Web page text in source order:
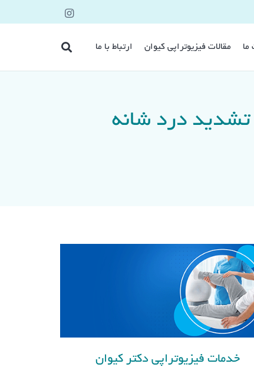
ما مقالات فیزیوتراپی کیوان ارتباط با ما
تشدید درد شانه
خدمات فیزیوتراپی دکتر کیوان